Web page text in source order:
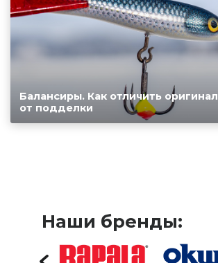
Балансиры. Как отличить оригинал
от подделки
Наши бренды: